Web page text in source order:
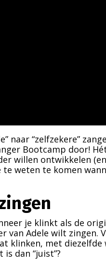
naar “zelfzekere”
Bootcamp door!
willen ontwikkelen
weten te komen
je klinkt als de
van Adele wilt zingen.
klinken, met diezelfde
dan “juist”?